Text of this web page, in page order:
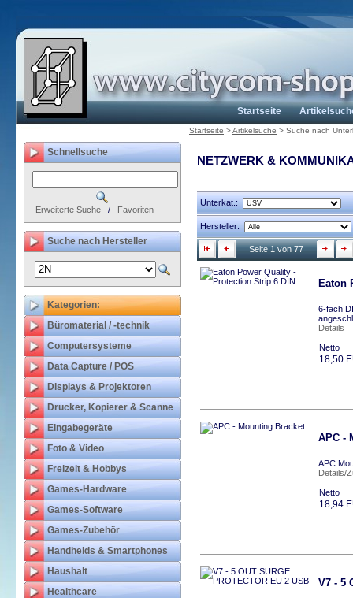
Startseite
Startseite >Artikelsuche > Suche nach
NETZWERK &
Unterkat.:
Hersteller:
Seite 1 von 77
Eaton
6-fach
Details
Netto
18,50
APC -
APC
Details/
Netto
18,94
V7 - 5
Schnellsuche
Erweiterte Suche / Favoriten
Suche nach Hersteller
Kategorien:
Büromaterial / -technik
Computersysteme
Data Capture / POS
Displays & Projektoren
Drucker, Kopierer & Scanne
Eingabegeräte
Foto & Video
Freizeit & Hobbys
Games-Hardware
Games-Software
Games-Zubehör
Handhelds & Smartphones
Haushalt
Healthcare